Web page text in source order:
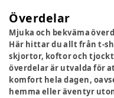
Överdelar
Mjuka och bekväma
Här hittar du allt från t-
skjortor, koftor och
överdelar är utvalda för
komfort hela dagen,
hemma eller äventyr